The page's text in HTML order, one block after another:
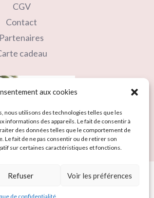
aux cookies
utilisons des technologies telles que les
informations des appareils. Le fait de consentir à
des données telles que le comportement de
Le fait de ne pas consentir ou de retirer son
sur certaines caractéristiques et fonctions.
Refuser Voir les préférences
de confidentialité
CGV
Contact
Partenaires
cadeau